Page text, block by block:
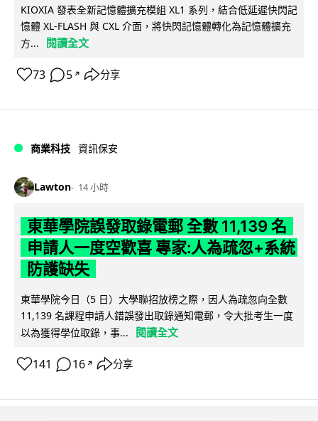
KIOXIA 發表全新記憶體擴充模組 XL1 系列，結合低延遲快閃記
憶體 XL-FLASH 與 CXL 介面，將快閃記憶體轉化為記憶體擴充
方...
閱讀全文
73 5 ↗ 分享
商業科技 資訊保安
Lawton 14 小時
東華學院誤發取錄電郵 全數 11,139 名
申請人一度空歡喜 專家:人為疏忽+系統
防護缺失
東華學院今日（5 日）大學聯招放榜之際，因人為疏忽向全數
11,139 名課程申請人錯誤發出取錄通知電郵，令大批考生一度
以為獲得學位取錄，事...
閱讀全文
141 16 ↗ 分享